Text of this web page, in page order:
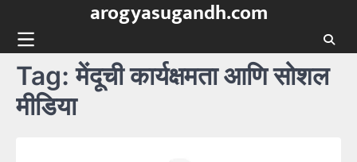
content
arogyasugandh.com
Tag:मेंदूची कार्यक्षमता आणि सोशल
मीडिया